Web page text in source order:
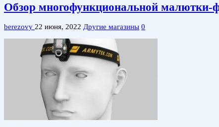
Обзор многофункциональной малютки-
berezovy 22 июня, 2022 Другие магазины 0